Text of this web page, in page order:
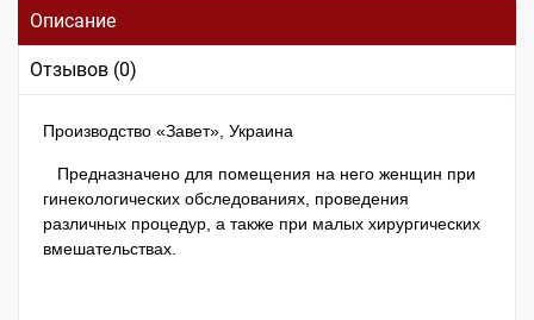
Описание
Отзывов (0)
Производство «Завет», Украина
Предназначено для помещения на него женщин при
гинекологических обследованиях, проведения
различных процедур, а также при малых хирургических
вмешательствах.